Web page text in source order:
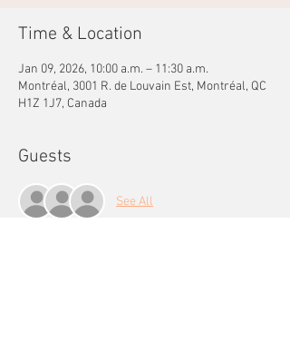
Time & Location
Jan 09, 2026, 10:00 a.m. – 11:30 a.m.
Montréal, 3001 R. de Louvain Est, Montréal, QC
H1Z 1J7, Canada
Guests
See All